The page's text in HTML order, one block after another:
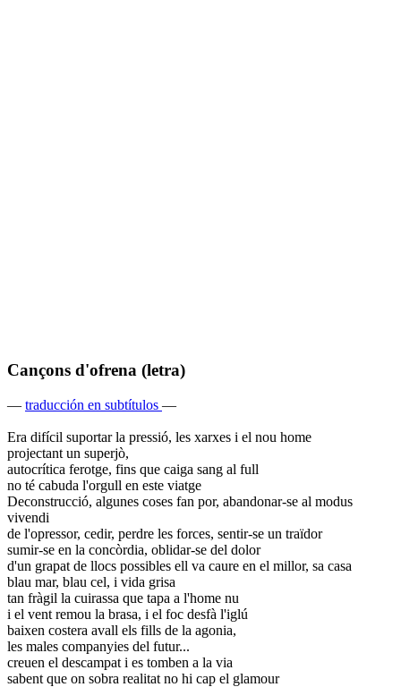
Cançons d'ofrena (letra)
— traducción en subtítulos —
Era difícil suportar la pressió, les xarxes i el nou home
projectant un superjò,
autocrítica ferotge, fins que caiga sang al full
no té cabuda l'orgull en este viatge
Deconstrucció, algunes coses fan por, abandonar-se al modus
vivendi
de l'opressor, cedir, perdre les forces, sentir-se un traïdor
sumir-se en la concòrdia, oblidar-se del dolor
d'un grapat de llocs possibles ell va caure en el millor, sa casa
blau mar, blau cel, i vida grisa
tan fràgil la cuirassa que tapa a l'home nu
i el vent remou la brasa, i el foc desfà l'iglú
baixen costera avall els fills de la agonia,
les males companyies del futur...
creuen el descampat i es tomben a la via
sabent que on sobra realitat no hi cap el glamour